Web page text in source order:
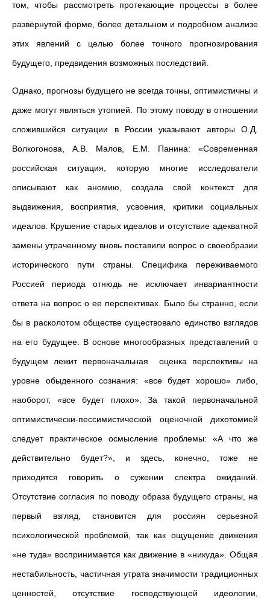
том, чтобы рассмотреть протекающие процессы в более
развёрнутой форме, более детальном и подробном анализе
этих явлений с целью более точного прогнозирования
будущего, предвидения возможных последствий.
Однако, прогнозы будущего не всегда точны, оптимистичны и
даже могут являться утопией. По этому поводу в отношении
сложившийся ситуации в России указывают авторы О.Д.
Волкогонова, А.В. Малов, Е.М. Панина: «Современная
российская ситуация, которую многие исследователи
описывают как аномию, создала свой контекст для
выдвижения, восприятия, усвоения, критики социальных
идеалов. Крушение старых идеалов и отсутствие адекватной
замены утраченному вновь поставили вопрос о своеобразии
исторического пути страны. Специфика переживаемого
Россией периода отнюдь не исключает инвариантности
ответа на вопрос о ее перспективах. Было бы странно, если
бы в расколотом обществе существовало единство взглядов
на его будущее. В основе многообразных представлений о
будущем лежит первоначальная оценка перспективы на
уровне обыденного сознания: «все будет хорошо» либо,
наоборот, «все будет плохо». За такой первоначальной
оптимистически-пессимистической оценочной дихотомией
следует практическое осмысление проблемы: «А что же
действительно будет?», и здесь, конечно, тоже не
приходится говорить о сужении спектра ожиданий.
Отсутствие согласия по поводу образа будущего страны, на
первый взгляд, становится для россиян серьезной
психологической проблемой, так как ощущение движения
«не туда» воспринимается как движение в «никуда». Общая
нестабильность, частичная утрата значимости традиционных
ценностей, отсутствие господствующей идеологии,